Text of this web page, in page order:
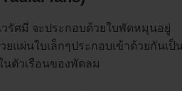
รัศมี จะประกอบด้วยใบพัดหมุนอยู่
แผ่นใบเล็กๆประกอบเข้าด้วยกันเป็น
ตัวเรือนของพัดลม